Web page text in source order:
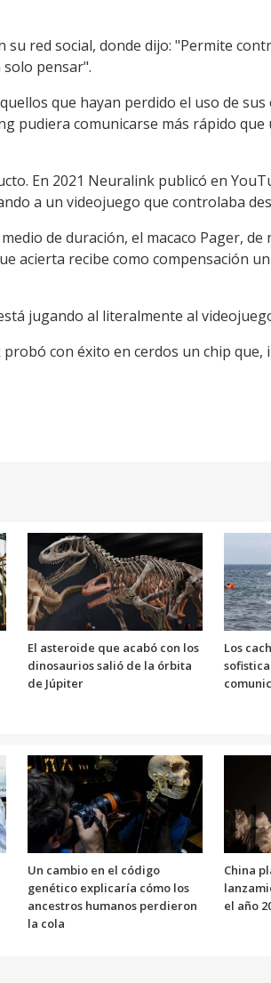
su red social, donde dijo: "Permite
pensar".
que hayan perdido el uso de
pudiera comunicarse más rápido
En 2021 Neuralink publicó en
a un videojuego que controlaba
de duración, el macaco Pager,
acierta recibe como compensación
jugando al literalmente al
con éxito en cerdos un chip
El asteroide que acabó con los
dinosaurios salió de la órbita
de Júpiter
Los
Un cambio en el código
genético explicaría cómo los
ancestros humanos perdieron
la cola
China
el año